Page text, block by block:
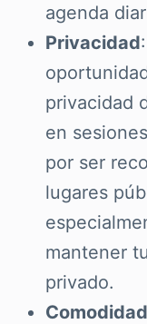
agenda
Privacidad
privacidad
en
por ser
lugares
mantener
privado.